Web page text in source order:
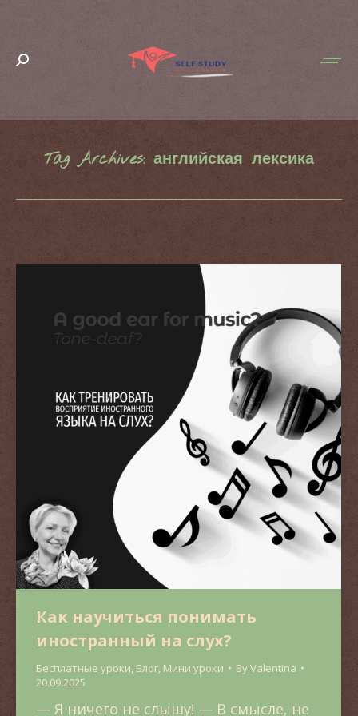
Search:
Tag Archives: английская лексика
Как научиться понимать
иностранный на слух?
Бесплатные уроки, Блог, Мини уроки ByValentina
20.09.2025
— Я ничего не слышу! — В смысле, не